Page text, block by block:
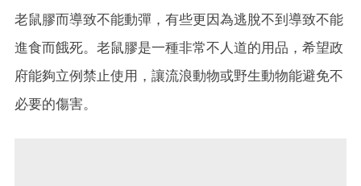
老鼠膠而導致不能動彈，有些更因為逃脫不到導致不能
進食而餓死。老鼠膠是一種非常不人道的用品，希望政
府能夠立例禁止使用，讓流浪動物或野生動物能避免不
必要的傷害。